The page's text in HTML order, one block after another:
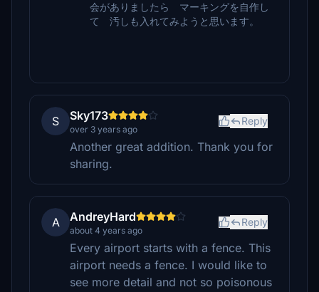
会がありましたら マーキングを自作し
て 汚しも入れてみようと思います。
S Sky173
over 3 years ago
Reply
Another great addition. Thank you for
sharing.
A AndreyHard
about 4 years ago
Reply
Every airport starts with a fence. This
airport needs a fence. I would like to
see more detail and not so poisonous